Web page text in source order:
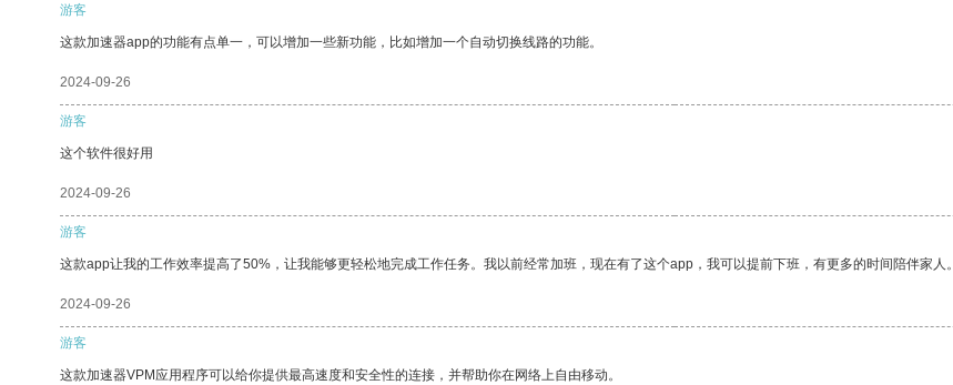
游客
这款加速器app的功能有点单一，可以增加一些新功能，比如增加一个自动切换线路的功能。
2024-09-26
游客
这个软件很好用
2024-09-26
游客
这款app让我的工作效率提高了50%，让我能够更轻松地完成工作任务。我以前经常加班，现在有了这个app，我可以提前下班，有更多的时间陪伴家人。
2024-09-26
游客
这款加速器VPM应用程序可以给你提供最高速度和安全性的连接，并帮助你在网络上自由移动。